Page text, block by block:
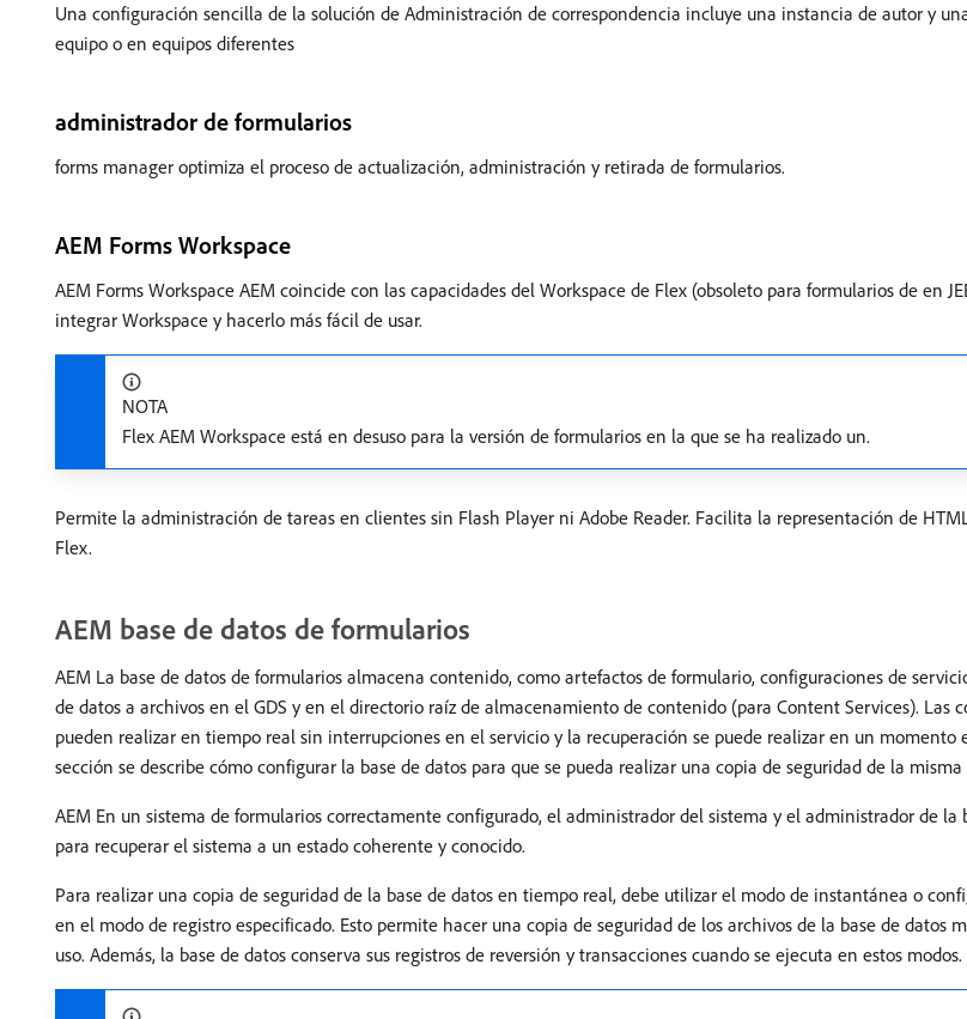
Una configuración sencilla de la solución de Administración de correspondencia incluye una instancia de autor y
equipo o en equipos diferentes
administrador de formularios
forms manager optimiza el proceso de actualización, administración y retirada de formularios.
AEM Forms Workspace
AEM Forms Workspace AEM coincide con las capacidades del Workspace de Flex (obsoleto para formularios de en
integrar Workspace y hacerlo más fácil de usar.
NOTA
Flex AEM Workspace está en desuso para la versión de formularios en la que se ha realizado un.
Permite la administración de tareas en clientes sin Flash Player ni Adobe Reader. Facilita la representación de
Flex.
AEM base de datos de formularios
AEM La base de datos de formularios almacena contenido, como artefactos de formulario, configuraciones de
de datos a archivos en el GDS y en el directorio raíz de almacenamiento de contenido (para Content Services). Las
pueden realizar en tiempo real sin interrupciones en el servicio y la recuperación se puede realizar en un momento
sección se describe cómo configurar la base de datos para que se pueda realizar una copia de seguridad de la
AEM En un sistema de formularios correctamente configurado, el administrador del sistema y el administrador de
para recuperar el sistema a un estado coherente y conocido.
Para realizar una copia de seguridad de la base de datos en tiempo real, debe utilizar el modo de instantánea o
en el modo de registro especificado. Esto permite hacer una copia de seguridad de los archivos de la base de datos
uso. Además, la base de datos conserva sus registros de reversión y transacciones cuando se ejecuta en estos modos.